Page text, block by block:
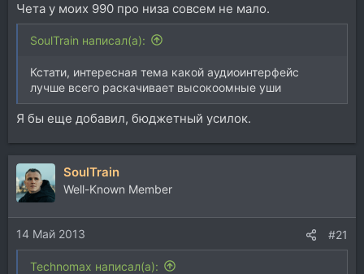
Чета у моих 990 про низа совсем не мало.
SoulTrain написал(а):
Кстати, интересная тема какой аудиоинтерфейс
лучше всего раскачивает высокоомные уши
Я бы еще добавил, бюджетный усилок.
SoulTrain
Well-Known Member
14 Май 2013 #21
Technomax написал(а):